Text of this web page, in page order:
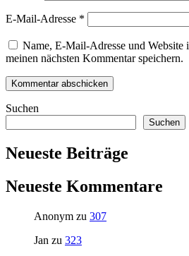
E-Mail-Adresse *
Name, E-Mail-Adresse und Website
meinen nächsten Kommentar speichern.
Suchen
Suchen
Neueste Beiträge
Neueste Kommentare
Anonym zu 307
Jan zu 323